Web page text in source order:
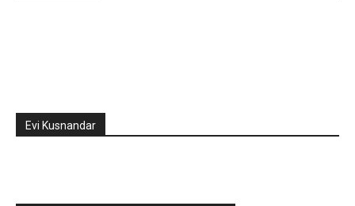
Evi Kusnandar